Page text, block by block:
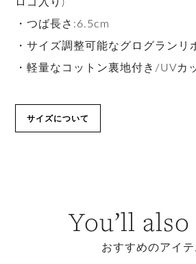
・つば長さ:6.5cm
・サイズ調整可能なグログランリ
・軽量なコットン裏地付き/UVカ
サイズについて
You’ll
おすすめのアイテ